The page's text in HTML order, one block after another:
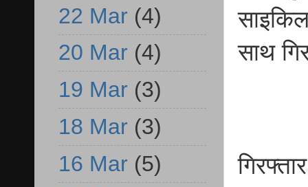
साथ
22 Mar (4)
20 Mar (4)
19 Mar (3)
18 Mar (3)
16 Mar (5)